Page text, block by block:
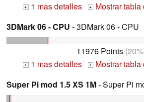
+ 1 mas detalles +
Mostrar
3DMark 06 - CPU - 3DMark 06 - CPU
11976 Points
+ 1 mas detalles +
Mostrar
Super Pi mod 1.5 XS 1M- Super Pi